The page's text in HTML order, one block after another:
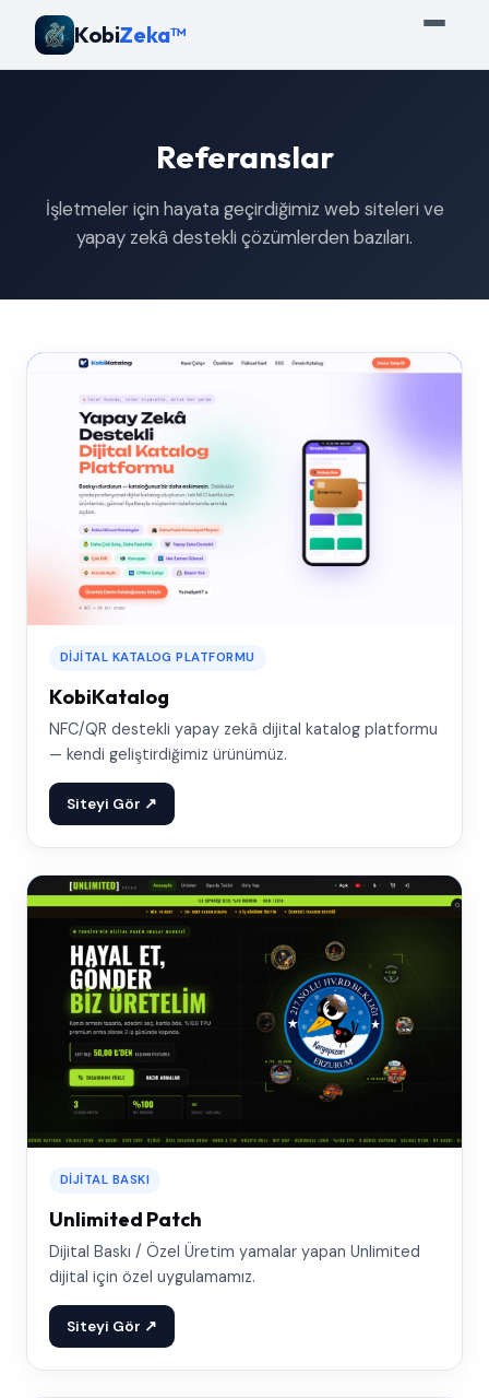
KobiZeka™
Referanslar
İşletmeler için hayata geçirdiğimiz web siteleri ve
yapay zekâ destekli çözümlerden bazıları.
DIJITAL KATALOG PLATFORMU
KobiKatalog
NFC/QR destekli yapay zekâ dijital katalog platformu
— kendi geliştirdiğimiz ürünümüz.
Siteyi Gör ↗
DIJITAL BASKI
Unlimited Patch
Dijital Baskı / Özel Üretim yamalar yapan Unlimited
dijital için özel uygulamamız.
Siteyi Gör ↗